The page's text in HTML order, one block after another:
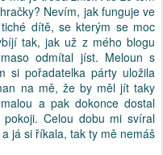
Nevím, jak funguje ve
dítě, se kterým se moc
tak, jak už z mého blogu
odmítal jíst. Meloun s
si pořadatelka párty uložila
na mě, že by měl jít taky
a pak dokonce dostal
Celou dobu mi svíral
já si říkala, tak ty mě nemáš